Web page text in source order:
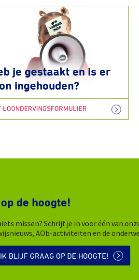
je gestaakt en is er
ingehouden?
LOONDERVINGSFORMULIER
de hoogte!
missen? Schrijf je in voor één van
AOb-activiteiten en de
BLIJF GRAAG OP DE HOOGTE!